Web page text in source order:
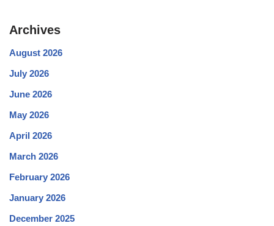
Archives
August 2026
July 2026
June 2026
May 2026
April 2026
March 2026
February 2026
January 2026
December 2025